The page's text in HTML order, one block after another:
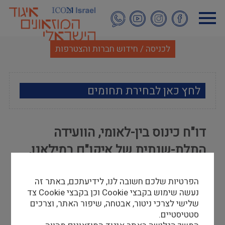
לתוכן
העיקרי
לכניסה / חידוש חברות והצטרפות
לחץ כאן לבחירת תחומים
אמנות
מוזאולוגיה כללי
היסטוריה ומורשת
דו"ח כינוס בין-לאומי, הוועידה
התלת-שנתית של איקו"ם במילאנו,
עידית שרוני
01/09/16
הכינוס התקיים במרכז הקונגרסים מיקו (MiCo Milan
הפרטיות שלכם חשובה לנו, לידיעתכם, באתר זה
נעשה שימוש בקבצי Cookie וכן בקבצי Cookie צד
שלישי לצרכי ניטור, אבטחה, שיפור האתר, וצרכים
סטטיסטיים.